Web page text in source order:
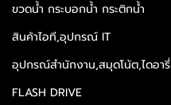
ขวดน้ำ กระบอกน้ำ กระติกน้ำ
สินค้าไอที,อุปกรณ์ IT
อุปกรณ์สำนักงาน,สมุดโน้ต,ไดอารี่
FLASH DRIVE